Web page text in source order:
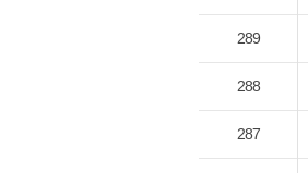
289
288
287